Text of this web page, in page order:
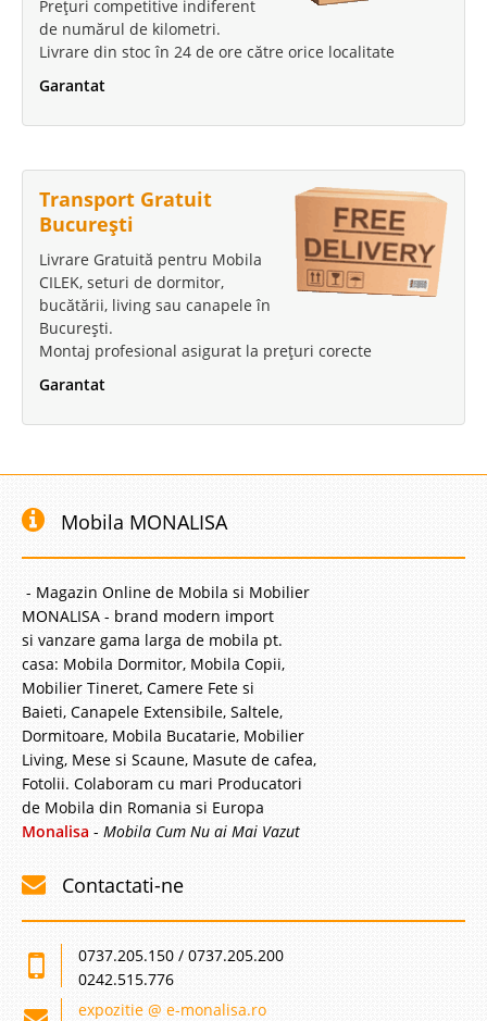
Prețuri competitive indiferent
de numărul de kilometri.
Livrare din stoc în 24 de ore către orice localitate
Garantat
Transport Gratuit
București
Livrare Gratuită pentru Mobila
CILEK, seturi de dormitor,
bucătării, living sau canapele în
București.
Montaj profesional asigurat la prețuri corecte
Garantat
Mobila MONALISA
- Magazin Online de Mobila si Mobilier
MONALISA - brand modern import
si vanzare gama larga de mobila pt.
casa: Mobila Dormitor, Mobila Copii,
Mobilier Tineret, Camere Fete si
Baieti, Canapele Extensibile, Saltele,
Dormitoare, Mobila Bucatarie, Mobilier
Living, Mese si Scaune, Masute de cafea,
Fotolii. Colaboram cu mari Producatori
de Mobila din Romania si Europa
Monalisa - Mobila Cum Nu ai Mai Vazut
Contactati-ne
0737.205.150 / 0737.205.200
0242.515.776
expozitie @ e-monalisa.ro